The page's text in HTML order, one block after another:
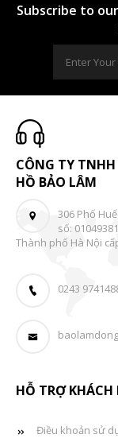
Subscribe to
CÔNG TY
HỒ BẢO LÂM
306 Phố
số:
Thành phố Hà Nội
0243
HỖ TRỢ KHÁCH
Điều khoản sử